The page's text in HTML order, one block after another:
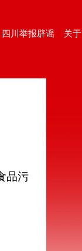
四川举报辟谣 关于
品污